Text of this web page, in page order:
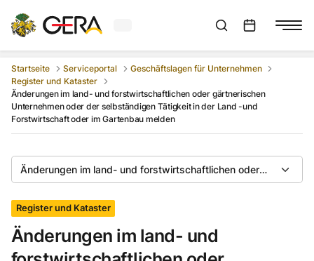
Aktuelles Wetter in GeraSuchleiste anzeigen
Startseite Serviceportal
Geschäftslagen für Unternehmen
Register und Kataster
Änderungen im land- und forstwirtschaftlichen oder gärtnerischen
Unternehmen oder der selbständigen Tätigkeit in der Land -und
Forstwirtschaft oder im Gartenbau melden
Änderungen im land- und forstwirtschaftlichen oder
Register und Kataster
Änderungen im land- und